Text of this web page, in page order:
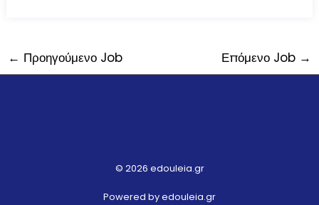
← Προηγούμενο Job Επόμενο Job →
© 2026 edouleia.gr
Powered by edouleia.gr